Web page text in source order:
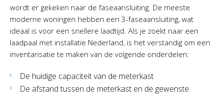
wordt er gekeken naar de faseaansluiting. De meeste
moderne woningen hebben een 3-faseaansluiting, wat
ideaal is voor een snellere laadtijd. Als je zoekt naar een
laadpaal met installatie Nederland, is het verstandig om een
inventarisatie te maken van de volgende onderdelen:
De huidige capaciteit van de meterkast
De afstand tussen de meterkast en de gewenste